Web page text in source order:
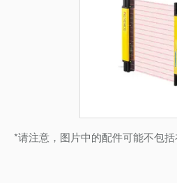
*请注意，图片中的配件可能不包括